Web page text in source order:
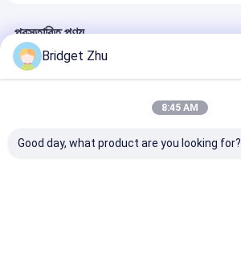
প্রস্তাবিত পণ্য
Bridget Zhu
8:45 AM
Good day, what product are you looking for?